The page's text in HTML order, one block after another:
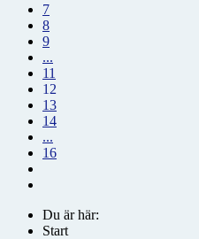
7
8
9
...
11
12
13
14
...
16
Du är här:
Start